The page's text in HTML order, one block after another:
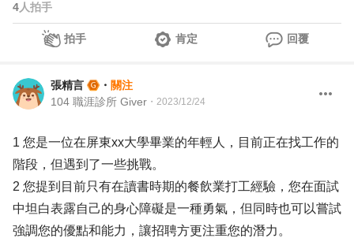
4人拍手
拍手 肯定 回覆
張精言 ・ 關注
104 職涯診所 Giver ・ 2023/12/24
1 您是一位在屏東xx大學畢業的年輕人，目前正在找工作的
階段，但遇到了一些挑戰。
2 您提到目前只有在讀書時期的餐飲業打工經驗，您在面試
中坦白表露自己的身心障礙是一種勇氣，但同時也可以嘗試
強調您的優點和能力，讓招聘方更注重您的潛力。